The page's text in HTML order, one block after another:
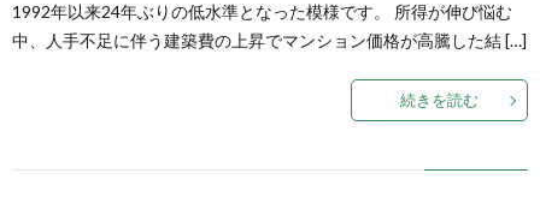
い
て
1992年以来24年ぶりの低水準となった模様です。 所得が伸び悩む
中、人手不足に伴う建築費の上昇でマンション価格が高騰した結 […]
続きを読む